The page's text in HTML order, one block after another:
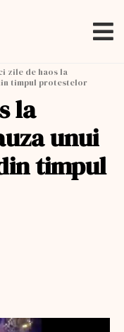
zile de haos la
timpul protestelor
la
unui
timpul